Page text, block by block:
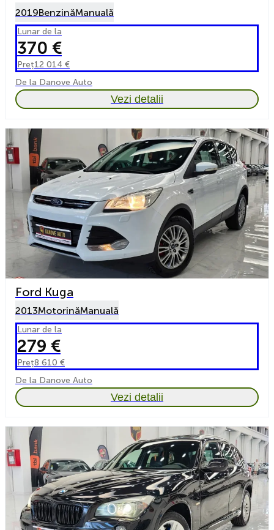
2019BenzinăManuală
Lunar de la
370 €
Preț12 014 €
De la Danove Auto
Vezi detalii
Ford Kuga
2013MotorinăManuală
Lunar de la
279 €
Preț8 610 €
De la Danove Auto
Vezi detalii